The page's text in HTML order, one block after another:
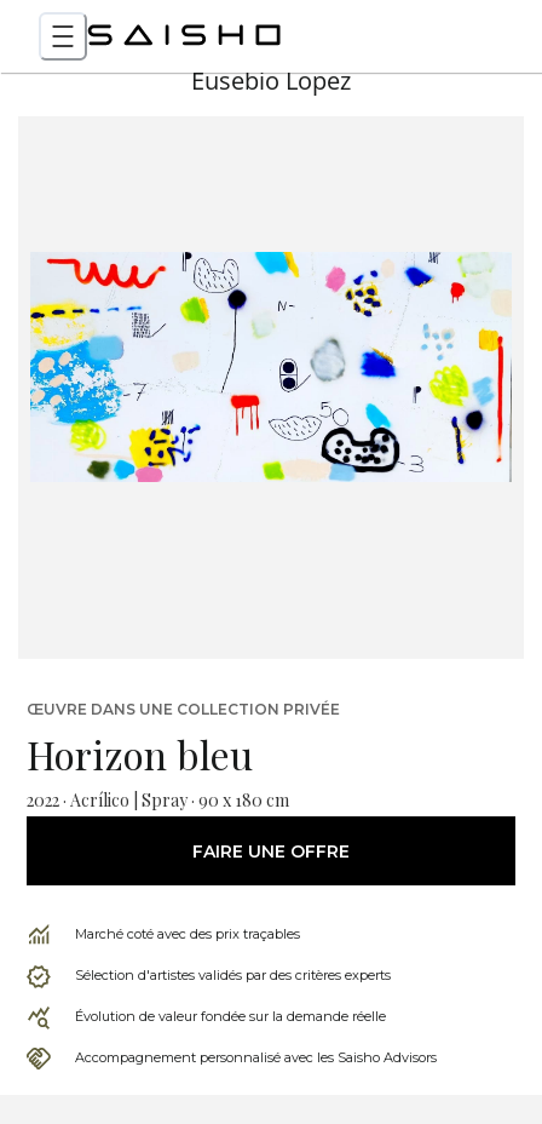
Eusebio Lopez
ŒUVRE DANS UNE COLLECTION PRIVÉE
Horizon bleu
2022 · Acrílico | Spray · 90 x 180 cm
FAIRE UNE OFFRE
Marché coté avec des prix traçables
Sélection d'artistes validés par des critères experts
Évolution de valeur fondée sur la demande réelle
Accompagnement personnalisé avec les Saisho Advisors